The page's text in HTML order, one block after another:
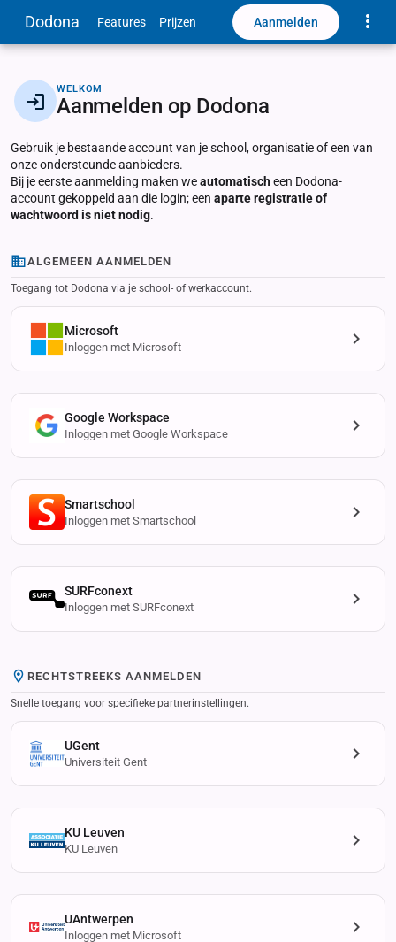
Dodona Features Prijzen Aanmelden
WELKOM
Aanmelden op Dodona
Gebruik je bestaande account van je school, organisatie of een van
onze ondersteunde aanbieders.
Bij je eerste aanmelding maken weautomatischeen Dodona-
account gekoppeld aan die login; een aparte registratie of
wachtwoord is niet nodig.
ALGEMEEN AANMELDEN
Toegang tot Dodona via je school- of werkaccount.
Microsoft
Inloggen met Microsoft
Google Workspace
Inloggen met Google Workspace
Smartschool
Inloggen met Smartschool
SURFconext
Inloggen met SURFconext
RECHTSTREEKS AANMELDEN
Snelle toegang voor specifieke partnerinstellingen.
UGent
Universiteit Gent
KU Leuven
KU Leuven
UAntwerpen
Inloggen met Microsoft